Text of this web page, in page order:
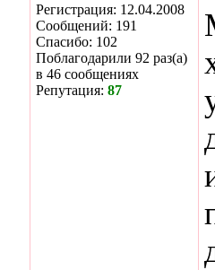
Регистрация: 12.04.2008
Сообщений: 191
Спасибо: 102
Поблагодарили 92 раз(а)
в 46 сообщениях
Репутация: 87